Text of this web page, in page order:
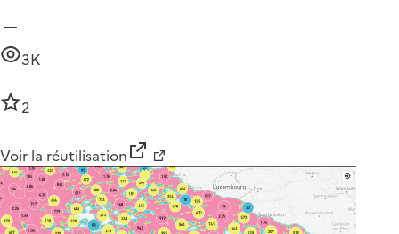
3K
2
Voir la réutilisation